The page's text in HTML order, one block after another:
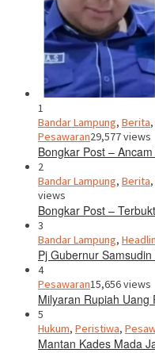
1
Bandar Lampung, Berita,
Pesawaran29,577 views
Bongkar Post –
2
Bandar Lampung, Berita,
views
Bongkar Post –
3
Bandar Lampung,
Pj Gubernur
4
Pesawaran15,656 views
Milyaran Rupiah
5
Hukum, Peristiwa,
Mantan Kades Mada